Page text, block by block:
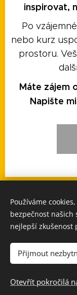
inspirovat,
Po
nebo kurz
prostoru.
Máte zájem
Napište
KONTAKT:
420 702 158 327,
AUTORSKÁ
těchto stránek
Používáme
bezpečnost našich
nejlepší zkušenost
Přijmout
Otevřít pokročilá